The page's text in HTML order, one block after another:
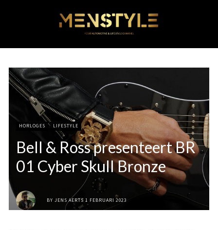
HORLOGES LIFESTYLE
Bell & Ross presenteert BR
01 Cyber Skull Bronze
BY JENS AERTS 1 FEBRUARI 2023